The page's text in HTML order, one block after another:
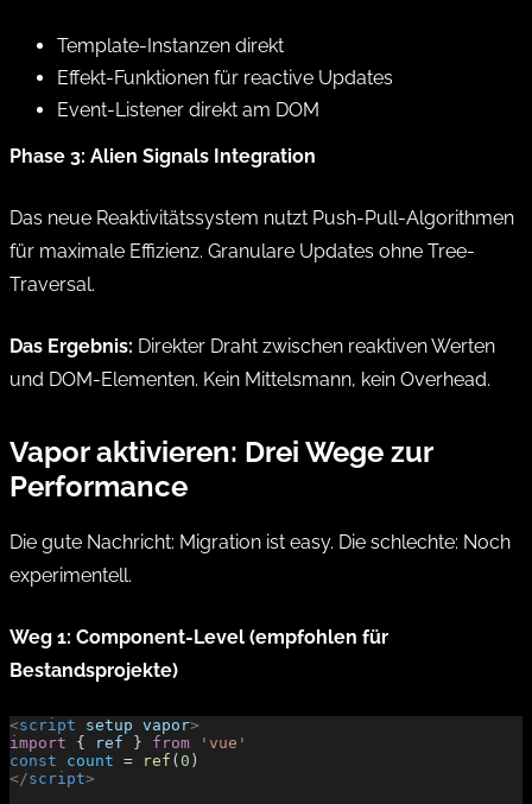
Template-Instanzen direkt
Effekt-Funktionen für reactive Updates
Event-Listener direkt am DOM
Phase 3: Alien Signals Integration
Das neue Reaktivitätssystem nutzt Push-Pull-Algorithmen
für maximale Effizienz. Granulare Updates ohne Tree-
Traversal.
Das Ergebnis: Direkter Draht zwischen reaktiven Werten
und DOM-Elementen. Kein Mittelsmann, kein Overhead.
Vapor aktivieren: Drei Wege zur
Performance
Die gute Nachricht: Migration ist easy. Die schlechte: Noch
experimentell.
Weg 1: Component-Level (empfohlen für
Bestandsprojekte)
<script setup vapor>
import { ref } from 'vue'
const count = ref ( 0 )
</script>